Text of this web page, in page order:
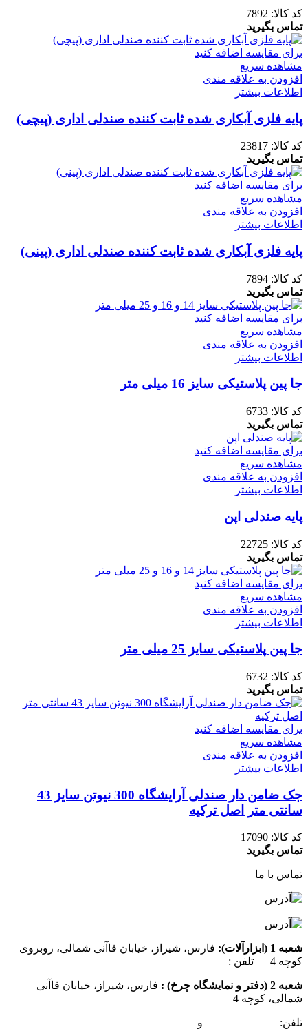
کد کالا: 7892
تماس بگیرید
برای مقایسه اضافه کنید
مشاهده سریع
افزودن به علاقه مندی
اطلاعات بیشتر
پایه فلزی آبکاری شده ثابت کننده صندلی اداری (پیچی)
کد کالا: 23817
تماس بگیرید
برای مقایسه اضافه کنید
مشاهده سریع
افزودن به علاقه مندی
اطلاعات بیشتر
پایه فلزی آبکاری شده ثابت کننده صندلی اداری (پینی)
کد کالا: 7894
تماس بگیرید
برای مقایسه اضافه کنید
مشاهده سریع
افزودن به علاقه مندی
اطلاعات بیشتر
جا پین پلاستیکی سایز 16 میلی متر
کد کالا: 6733
تماس بگیرید
برای مقایسه اضافه کنید
مشاهده سریع
افزودن به علاقه مندی
اطلاعات بیشتر
پایه صندلی اپن
کد کالا: 22725
تماس بگیرید
برای مقایسه اضافه کنید
مشاهده سریع
افزودن به علاقه مندی
اطلاعات بیشتر
جا پین پلاستیکی سایز 25 میلی متر
کد کالا: 6732
تماس بگیرید
برای مقایسه اضافه کنید
مشاهده سریع
افزودن به علاقه مندی
اطلاعات بیشتر
جک ضامن دار صندلی آرایشگاه 300 نیوتن سایز 43
سانتی متر اصل ترکیه
کد کالا: 17090
تماس بگیرید
تماس با ما
شعبه 1 (ابزارآلات):
فارس، شیراز، خیابان قاآنی شمالی، روبروی
کوچه 4 تلفن :
شعبه 2 (دفتر و نمایشگاه چرخ) :
فارس، شیراز، خیابان قاآنی
شمالی، کوچه 4
تلفن: و